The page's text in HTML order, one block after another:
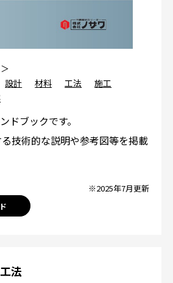
設計 材料 工法
施工
ドブックです。
技術的な説明や参考図等を掲載
※2025年7月更新
法